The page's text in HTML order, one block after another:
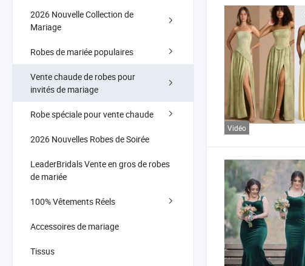
2026 Nouvelle Collection de
Mariage
Robes de mariée populaires
Vente chaude de robes pour
invités de mariage
Robe spéciale pour vente chaude
2026 Nouvelles Robes de Soirée
LeaderBridals Vente en gros de robes
de mariée
100% Vêtements Réels
Accessoires de mariage
Tissus
Vidéo